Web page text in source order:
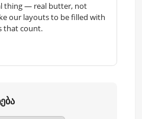
thing — real butter, not
our layouts to be filled with
that count.